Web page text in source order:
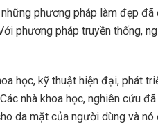
phương pháp làm đẹp
phương pháp truyền thống,
học, kỹ thuật hiện đại, phát
nhà khoa học, nghiên cứu
da mặt của người dùng và